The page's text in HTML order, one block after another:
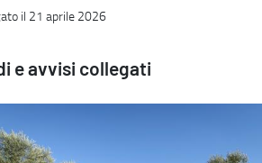
il 21 aprile 2026
e avvisi collegati